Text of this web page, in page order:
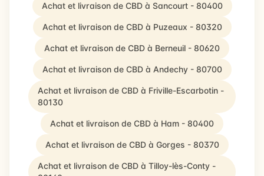
Achat et livraison de CBD à Sancourt - 80400
Achat et livraison de CBD à Puzeaux - 80320
Achat et livraison de CBD à Berneuil - 80620
Achat et livraison de CBD à Andechy - 80700
Achat et livraison de CBD à Friville-Escarbotin -
80130
Achat et livraison de CBD à Ham - 80400
Achat et livraison de CBD à Gorges - 80370
Achat et livraison de CBD à Tilloy-lès-Conty -